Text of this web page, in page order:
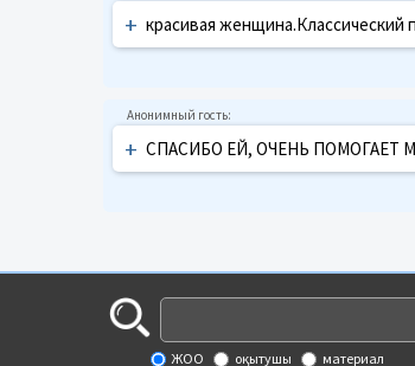
+ красивая женщина.Классический
+ СПАСИБО ЕЙ, ОЧЕНЬ ПОМОГАЕТ
ЖОО оқытушы материал